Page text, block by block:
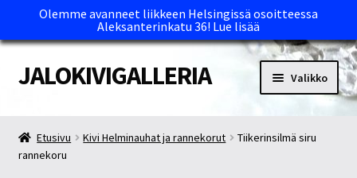
Olemme avanneet liikkeen Helsingissä osoitteessa
Aleksanterinkatu 36! Lue lisää
Siirry
navigointiin
Siirry
sisältöön
JALOKIVIGALLERIA Valikko
Kassa
Etusivu Kivi Helminauhat ja rannekorut
Tiikerinsilmä siru
rannekoru